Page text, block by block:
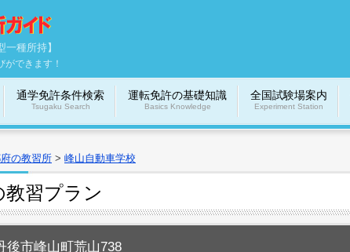
種所持】
できます！
通学免許条件検索
Tsugaku Search
運転免許の基礎知識
Basics Knowledge
全国試験場案内
Experiment Station
の教習所 > 峰山自動車学校
教習プラン
後市峰山町荒山738